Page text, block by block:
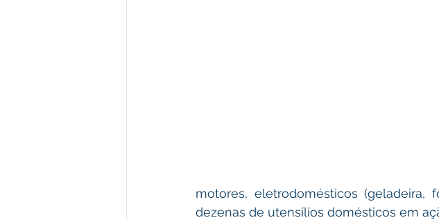
motores, eletrodomésticos
dezenas de utensílios domésticos em